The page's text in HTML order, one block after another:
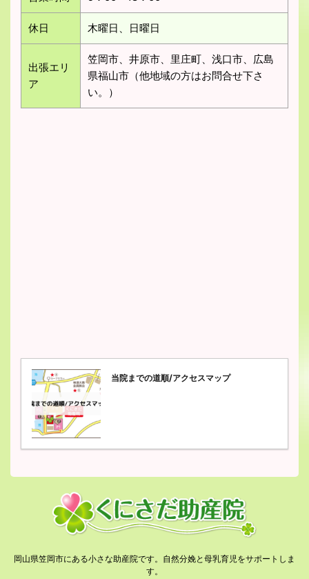
休日 木曜日、日曜日
出張エリ
ア
笠岡市、井原市、里庄町、浅口市、広島
県福山市（他地域の方はお問合せ下さ
い。）
当院までの道順/アクセスマップ
岡山県笠岡市にある小さな助産院です。自然分娩と母乳育児をサポートしま
す。